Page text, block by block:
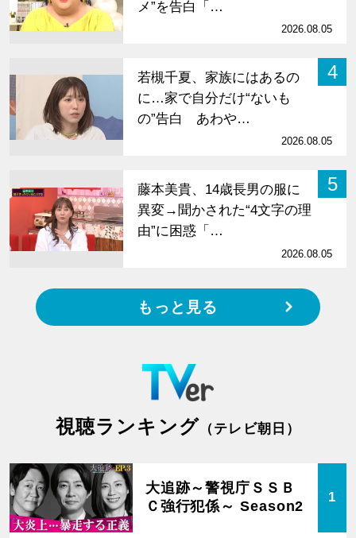
メ”を告白「…
2026.08.05
4
若槻千夏、家族にはあるの
に…家で自分だけ“ないも
の”告白 あわや…
2026.08.05
5
藤本美貴、14歳長男の服に
異変→聞かされた“4文字の理
由”に困惑「…
2026.08.05
もっと見る
視聴ランキング （テレビ朝日）
大追跡～警視庁ＳＳＢ
Ｃ強行犯係～ Season2
1